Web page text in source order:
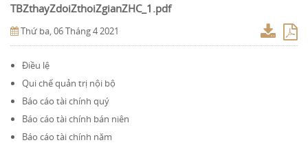
TBZthayZdoiZthoiZgianZHC_1.pdf
Thứ ba, 06 Tháng 4 2021
Điều lệ
Qui chế quản trị nội bộ
Báo cáo tài chính quý
Báo cáo tài chính bán niên
Báo cáo tài chính năm